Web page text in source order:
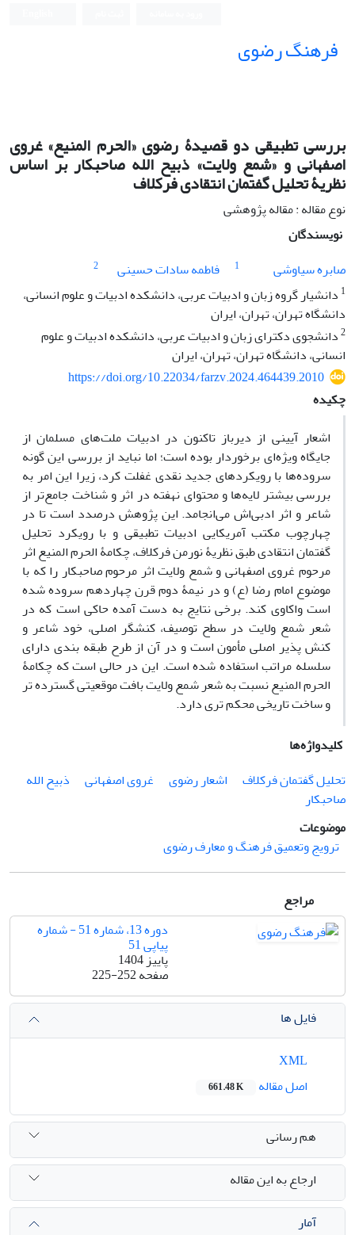
فرهنگ رضوی
بررسی تطبیقی دو قصیدۀ رضوی «الحرم المنیع» غروی
اصفهانی و «شمع ولایت» ذبیح الله صاحبکار بر اساس
نظریۀ تحلیل گفتمان انتقادی فرکلاف
نوع مقاله : مقاله پژوهشی
نویسندگان
صابره سیاوشی
1 فاطمه سادات حسینی
2
1 دانشیار گروه زبان و ادبیات عربی، دانشکده ادبیات و علوم انسانی،
دانشگاه تهران، تهران، ایران
2دانشجوی دکترای زبان و ادبیات عربی، دانشکده ادبیات و علوم
انسانی، دانشگاه تهران، تهران، ایران
https://doi.org/10.22034/farzv.2024.464439.2010
چکیده
اشعار آیینی از دیرباز تاکنون در ادبیات ملت‌های مسلمان از
جایگاه ویژه‌ای برخوردار بوده­ است؛ اما نباید از بررسی این گونه
سروده‌ها با رویکردهای جدید نقدی غفلت ‌کرد، زیرا این امر به
بررسی بیشتر لایه‌ها و محتوای نهفته در اثر و شناخت جامع‌تر از
شاعر و اثر ادبی‌اش می‌انجامد. این پژوهش درصدد است تا در
چهارچوب مکتب آمریکایی ادبیات تطبیقی و با رویکرد تحلیل
گفتمان انتقادی طبق نظریۀ نورمن فرکلاف، چکامۀ الحرم المنیع اثر
مرحوم غروی اصفهانی و شمع ولایت اثر مرحوم صاحبکار را که با
موضوع امام رضا (ع) و در نیمۀ دوم قرن چهاردهم سروده شده
‌است واکاوی کند. برخی نتایج به دست آمده حاکی است که در
شعر شمع ولایت در سطح توصیف، کنشگر اصلی، خود شاعر و
کنش ­پذیر اصلی مأمون است و در آن از طرح طبقه ­بندی دارای
سلسله مراتب استفاده شده است. این در ­حالی است که چکامۀ
الحرم المنیع نسبت به شعر شمع ولایت بافت موقعیتی گسترده­ تر
و ساخت تاریخی محکم­ تری دارد.
کلیدواژه‌ها
تحلیل گفتمان فرکلاف
اشعار رضوی غروی اصفهانی
ذبیح الله
صاحبکار
موضوعات
ترویج وتعمیق فرهنگ و معارف رضوی
مراجع
دوره 13، شماره 51 - شماره
پیاپی 51
پاییز 1404
صفحه225-252
فایل ها
اصل مقاله
661.48 K
هم رسانی
ارجاع به این مقاله
آمار